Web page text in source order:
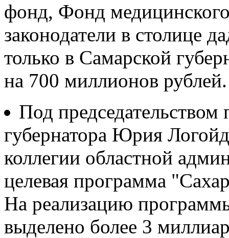
фонд, Фонд
законодатели в столице
только в Самарской
на 700 миллионов рублей.
Под председательством
губернатора Юрия
коллегии областной
целевая программа
На реализацию
выделено более 3